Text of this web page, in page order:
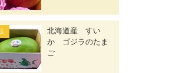
北海道産 すい
か ゴジラのたま
ご